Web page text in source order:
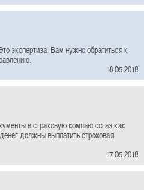
экспертиза. Вам нужно обратиться к
18.05.2018
в страховую компаю согаз как
должны выплатить строховая
17.05.2018